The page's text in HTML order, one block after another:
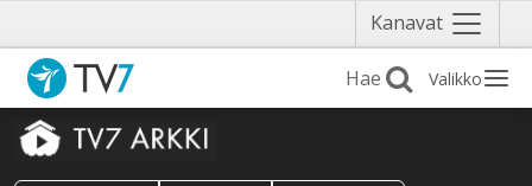
Kanavat Näytä
valikko
Valikko